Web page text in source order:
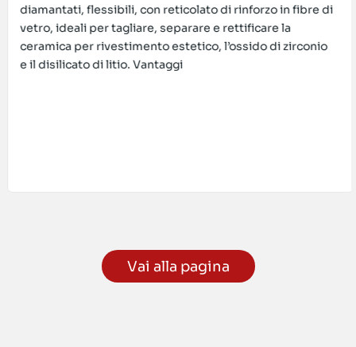
diamantati, flessibili, con reticolato di rinforzo in fibre di
vetro, ideali per tagliare, separare e rettificare la
ceramica per rivestimento estetico, l’ossido di zirconio
e il disilicato di litio. Vantaggi
Vai alla pagina